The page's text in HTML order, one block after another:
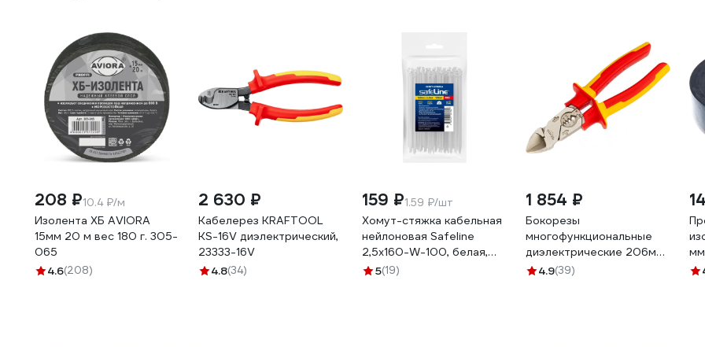
208 ₽10.4 ₽/м
Изолента ХБ AVIORA
15мм 20 м вес 180 г. 305-
065
4.6(208)
2 630 ₽
Кабелерез KRAFTOOL
KS-16V диэлектрический,
23333-16V
4.8(34)
159 ₽1.59 ₽/шт
Хомут-стяжка кабельная
нейлоновая Safeline
2,5x160-W-100, белая,
100 шт. 24831
5(19)
1 854 ₽
Бокорезы
многофункциональные
диэлектрические 206мм
KRANZ KR-12-4652-3
4.9(39)